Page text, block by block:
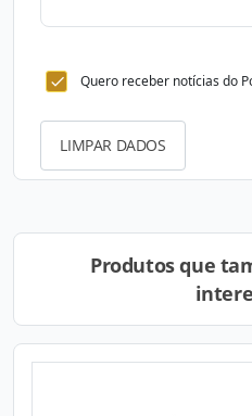
Quero receber notícias do
LIMPAR DADOS
Produtos que